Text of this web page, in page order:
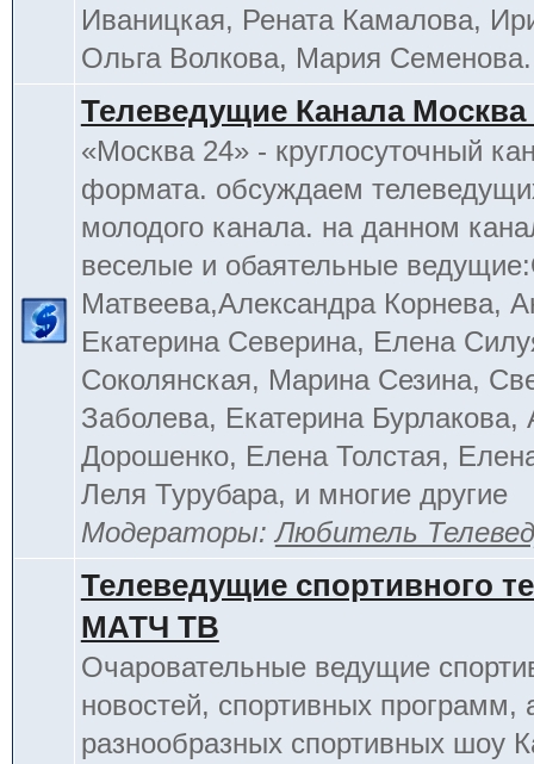
Иваницкая, Рената Камалова,
Ольга Волкова, Мария Семенова.
Телеведущие Канала Москва
«Москва 24» - круглосуточный
формата. обсуждаем
молодого канала. на данном
веселые и обаятельные
Матвеева,Александра Корнева,
Екатерина Северина, Елена
Соколянская, Марина Сезина,
Заболева, Екатерина Бурлакова,
Дорошенко, Елена Толстая,
Леля Турубара, и многие другие
Модераторы:Любитель
Телеведущие спортивного
МАТЧ ТВ
Очаровательные ведущие
новостей, спортивных программ,
разнообразных спортивных шоу